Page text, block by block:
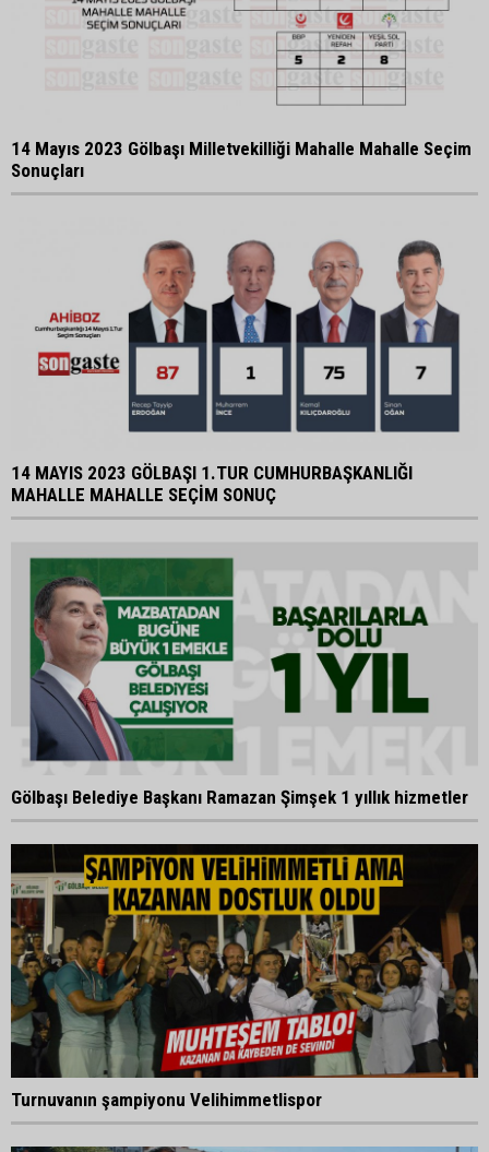
14 Mayıs 2023 Gölbaşı Milletvekilliği Mahalle Mahalle Seçim
Sonuçları
14 MAYIS 2023 GÖLBAŞI 1.TUR CUMHURBAŞKANLIĞI
MAHALLE MAHALLE SEÇİM SONUÇ
Gölbaşı Belediye Başkanı Ramazan Şimşek 1 yıllık hizmetler
Turnuvanın şampiyonu Velihimmetlispor